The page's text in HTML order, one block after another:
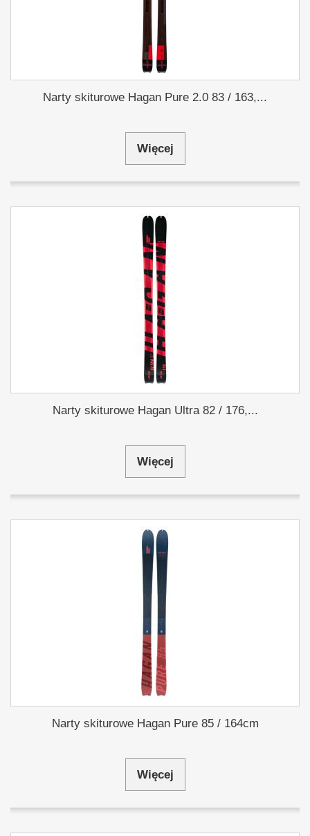
Narty skiturowe Hagan Pure 2.0 83 / 163,...
Więcej
Narty skiturowe Hagan Ultra 82 / 176,...
Więcej
Narty skiturowe Hagan Pure 85 / 164cm
Więcej